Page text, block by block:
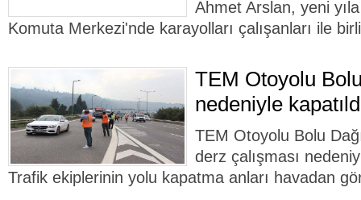
Ahmet Arslan, yeni
Komuta Merkezi'nde karayolları çalışanları ile
TEM Otoyolu
nedeniyle
TEM Otoyolu Bolu
derz çalışması
Trafik ekiplerinin yolu kapatma anları havadan